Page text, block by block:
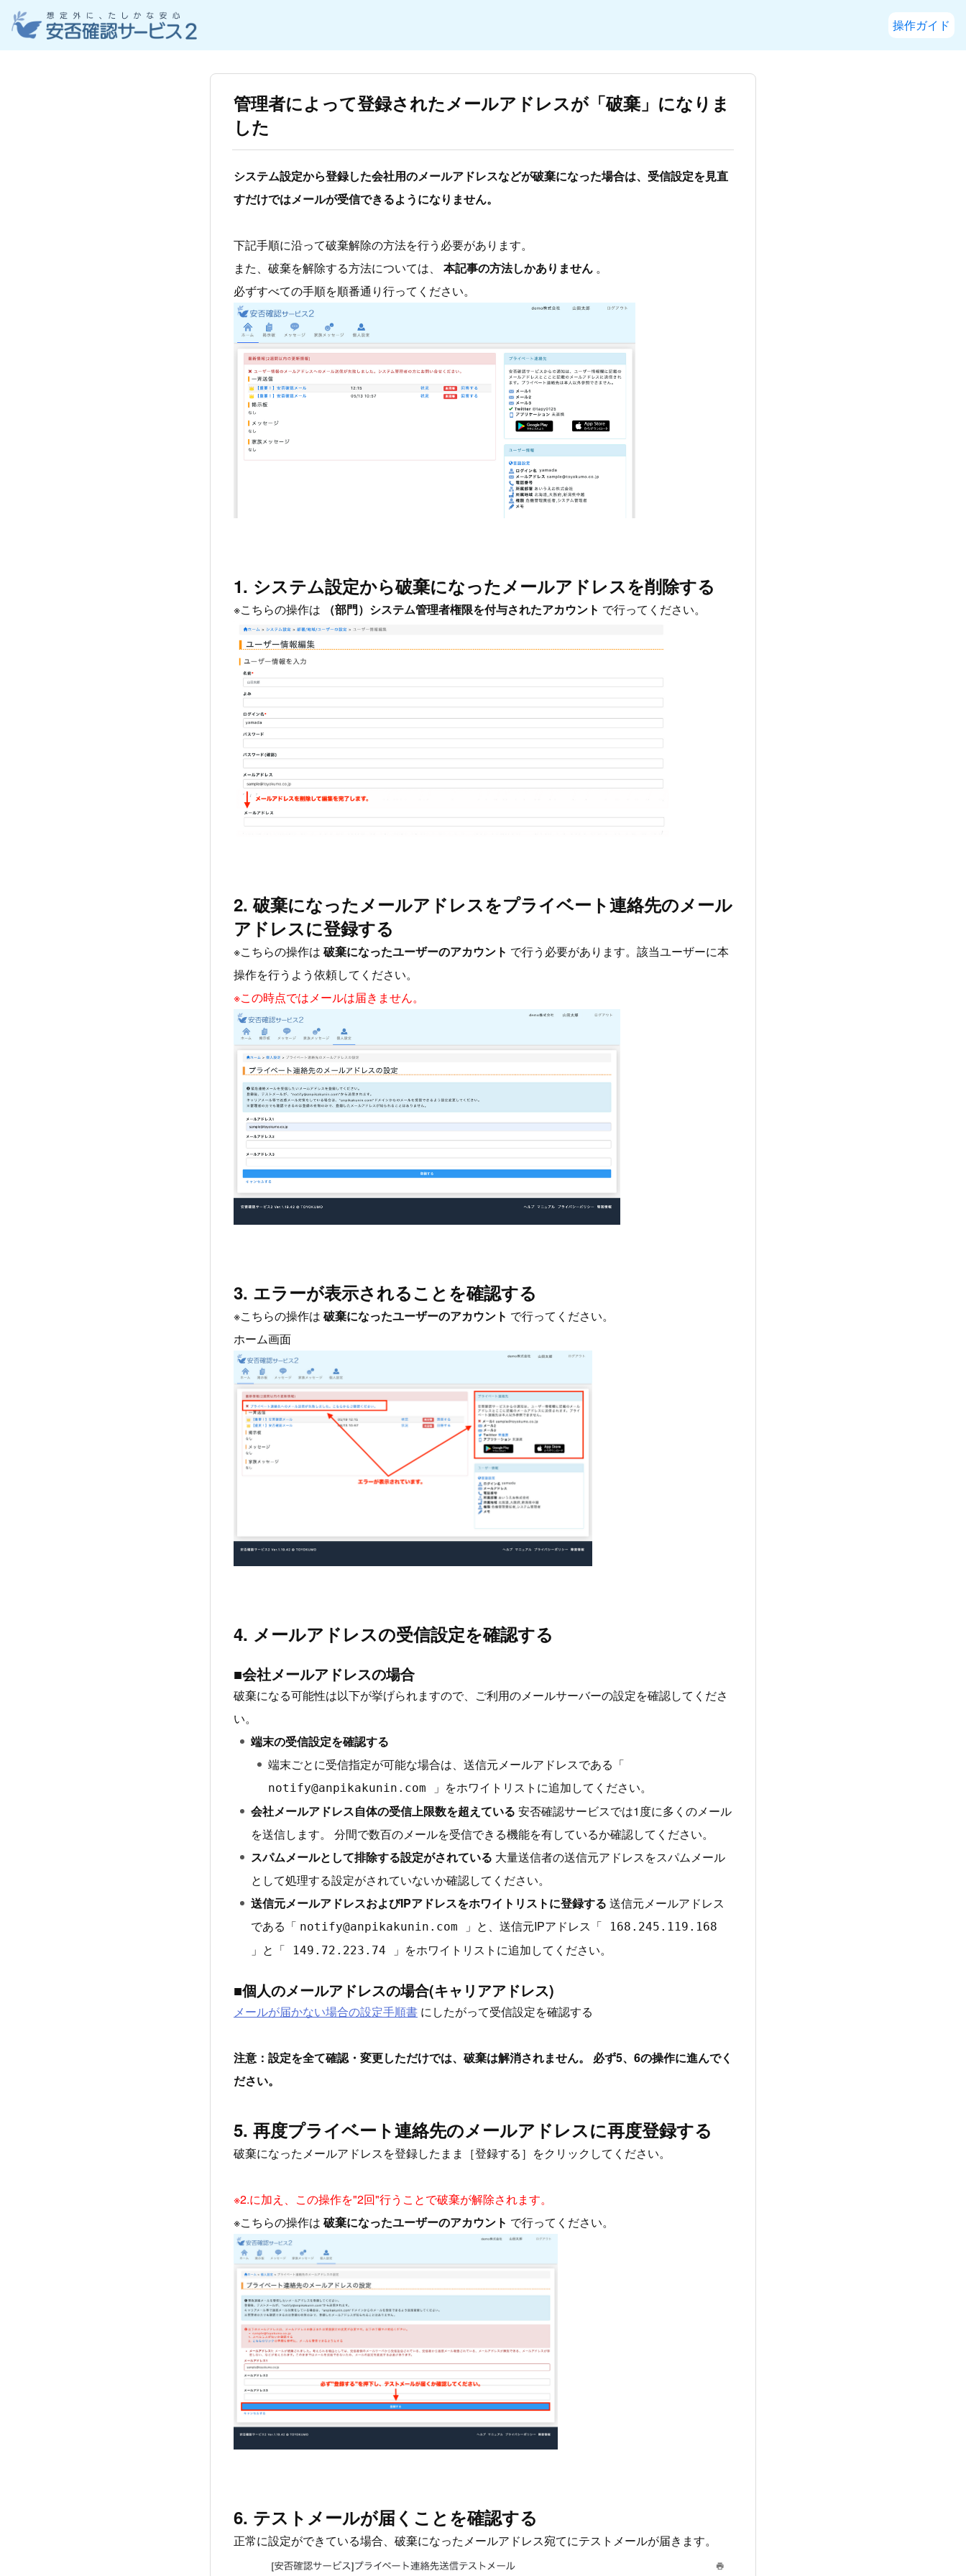
操作ガイド
管理者によって登録されたメールアドレスが「破棄」になりま
した
システム設定から登録した会社用のメールアドレスなどが破棄になった場合は、受信設定を見直
すだけではメールが受信できるようになりません。
下記手順に沿って破棄解除の方法を行う必要があります。
また、破棄を解除する方法については、 本記事の方法しかありません 。
必ずすべての手順を順番通り行ってください。
1. システム設定から破棄になったメールアドレスを削除する
※こちらの操作は （部門）システム管理者権限を付与されたアカウント で行ってください。
2. 破棄になったメールアドレスをプライベート連絡先のメール
アドレスに登録する
※こちらの操作は 破棄になったユーザーのアカウント で行う必要があります。該当ユーザーに本
操作を行うよう依頼してください。
※この時点ではメールは届きません。
3. エラーが表示されることを確認する
※こちらの操作は 破棄になったユーザーのアカウント で行ってください。
ホーム画面
4. メールアドレスの受信設定を確認する
■会社メールアドレスの場合
破棄になる可能性は以下が挙げられますので、ご利用のメールサーバーの設定を確認してくださ
い。
端末の受信設定を確認する
端末ごとに受信指定が可能な場合は、送信元メールアドレスである「
notify@anpikakunin.com
」をホワイトリストに追加してください。
会社メールアドレス自体の受信上限数を超えている 安否確認サービスでは1度に多くのメール
を送信します。 分間で数百のメールを受信できる機能を有しているか確認してください。
スパムメールとして排除する設定がされている 大量送信者の送信元アドレスをスパムメール
として処理する設定がされていないか確認してください。
送信元メールアドレスおよびIPアドレスをホワイトリストに登録する 送信元メールアドレス
である「 notify@anpikakunin.com 」と、送信元IPアドレス「 168.245.119.168
」と「 149.72.223.74 」をホワイトリストに追加してください。
■個人のメールアドレスの場合(キャリアアドレス)
メールが届かない場合の設定手順書 にしたがって受信設定を確認する
注意：設定を全て確認・変更しただけでは、破棄は解消されません。 必ず5、6の操作に進んでく
ださい。
5. 再度プライベート連絡先のメールアドレスに再度登録する
破棄になったメールアドレスを登録したまま［登録する］をクリックしてください。
※2.に加え、この操作を"2回"行うことで破棄が解除されます。
※こちらの操作は 破棄になったユーザーのアカウント で行ってください。
6. テストメールが届くことを確認する
正常に設定ができている場合、破棄になったメールアドレス宛てにテストメールが届きます。